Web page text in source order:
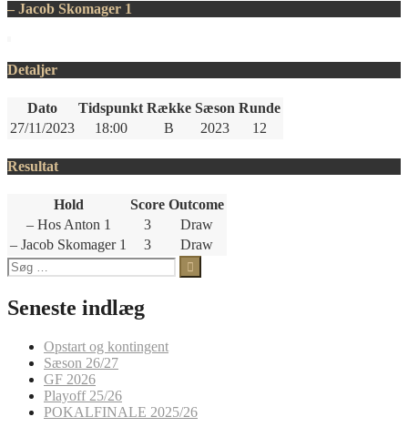
– Jacob Skomager 1
Detaljer
Dato Tidspunkt Række Sæson Runde
27/11/2023
18:00 B 2023 12
Resultat
Hold Score Outcome
– Hos Anton 1
3
Draw
– Jacob Skomager 1
3
Draw
Søg
efter:
Seneste indlæg
Opstart og kontingent
Sæson 26/27
GF 2026
Playoff 25/26
POKALFINALE 2025/26